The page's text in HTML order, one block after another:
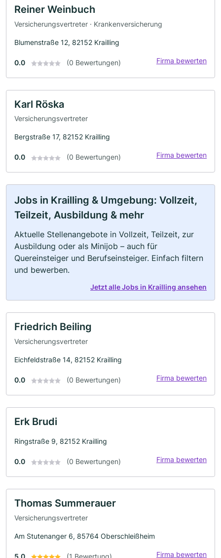
Reiner Weinbuch
Versicherungsvertreter · Krankenversicherung
Blumenstraße 12, 82152 Krailling
0.0 (0 Bewertungen) Firma bewerten
Karl Röska
Versicherungsvertreter
Bergstraße 17, 82152 Krailling
0.0 (0 Bewertungen) Firma bewerten
Jobs in Krailling & Umgebung: Vollzeit,
Teilzeit, Ausbildung & mehr
Aktuelle Stellenangebote in Vollzeit, Teilzeit, zur
Ausbildung oder als Minijob – auch für
Quereinsteiger und Berufseinsteiger. Einfach filtern
und bewerben.
Jetzt alle Jobs in Krailling ansehen
Friedrich Beiling
Versicherungsvertreter
Eichfeldstraße 14, 82152 Krailling
0.0 (0 Bewertungen) Firma bewerten
Erk Brudi
Ringstraße 9, 82152 Krailling
0.0 (0 Bewertungen) Firma bewerten
Thomas Summerauer
Versicherungsvertreter
Am Stutenanger 6, 85764 Oberschleißheim
5.0 (1 Bewertung) Firma bewerten